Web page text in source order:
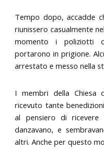
Tempo dopo, accadde
riunissero casualmente
momento i poliziotti
portarono in prigione.
arrestato e messo nella
I membri della Chiesa
ricevuto tante
al pensiero di ricevere
danzavano, e
altri. Anche per questo